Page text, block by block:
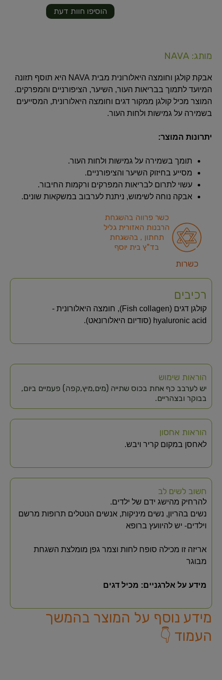
הוסיפו חוות דעת
מותג: NAVA
אבקת קולגן וחומצה היאלורונית מבית NAVA היא תוסף תזונה
המיועד לתמוך בבריאות העור, השיער, הציפורניים והמפרקים.
המוצר מכיל קולגן ממקור דגים וחומצה היאלורונית, המסייעים
בשמירה על גמישות ולחות העור.
יתרונות המוצר:
תומך בשמירה על גמישות ולחות העור.
מסייע בחיזוק השיער והציפורניים.
עשוי לתרום לבריאות המפרקים ורקמות החיבור.
אבקה נוחה לשימוש, ניתנת לערבוב במשקאות שונים.
כשרות
כשר פרווה בהשגחת
הרבנות האזורית גליל
תחתון , בהשגחת
בד"ץ בית יוסף
רכיבים
קולגן דגים (Fish collagen), חומצה היאלורונית -
hyaluronic acid (סודיום היאלורונאט).
הוראות שימוש
יש לערבב כף אחת בכוס שתייה (מים,מיץ,קפה) פעמיים ביום,
בבוקר ובצהריים.
הוראות אחסון
לאחסן במקום קריר ויבש.
חשוב לשים לב
להרחיק מהישג ידם של ילדים.
נשים בהריון, נשים מיניקות, אנשים הנוטלים תרופות מרשם
וילדים- יש להיוועץ ברופא
אריזה זו מכילה סופח לחות וצמר גפן מומלצת השגחת
מבוגר
מידע על אלרגניים: מכיל דגים
מידע נוסף על המוצר בהמשך
העמוד 👇